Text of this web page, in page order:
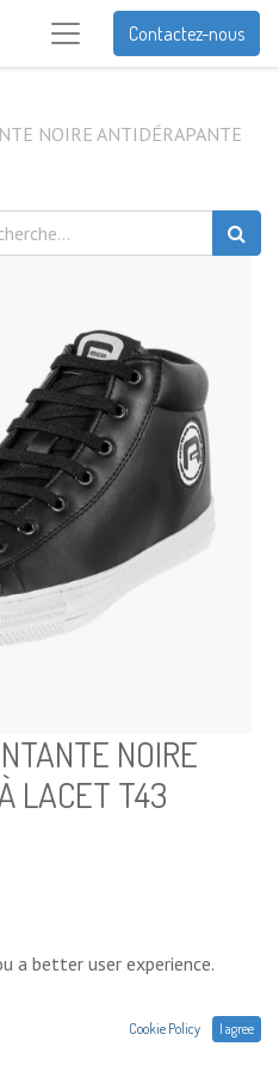
Contactez-nous
NOIRE ANTIDÉRAPANTE
NOIRE
LACET T43
au panier
a better user experience.
Cookie Policy I agree